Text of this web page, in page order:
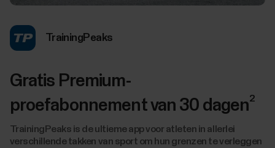
TrainingPeaks
Gratis Premium-
proefabonnement van 30 dagen2
TrainingPeaks is de ultieme app voor atleten in allerlei
verschillende takken van sport om hun grenzen te verleggen